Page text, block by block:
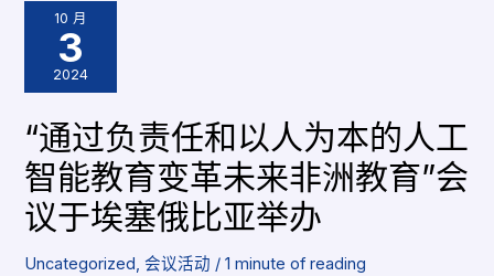
10 月
3
2024
“通过负责任和以人为本的人工
智能教育变革未来非洲教育”会
议于埃塞俄比亚举办
Uncategorized,会议活动 /1 minute of reading